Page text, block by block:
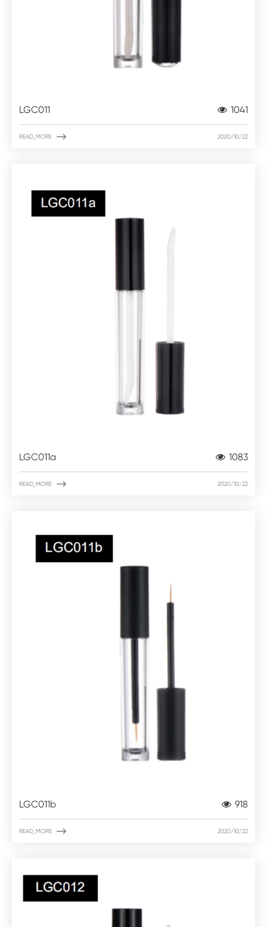
LGC011 1041
READ_MORE  2020/10/22
LGC011a 1083
READ_MORE  2020/10/22
LGC011b 918
READ_MORE  2020/10/22